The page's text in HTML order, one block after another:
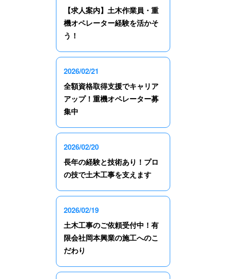
【求人案内】土木作業員・重
機オペレーター経験を活かそ
う！
2026/02/21
全額資格取得支援でキャリア
アップ！重機オペレーター募
集中
2026/02/20
長年の経験と技術あり！プロ
の技で土木工事を支えます
2026/02/19
土木工事のご依頼受付中！有
限会社岡本興業の施工へのこ
だわり